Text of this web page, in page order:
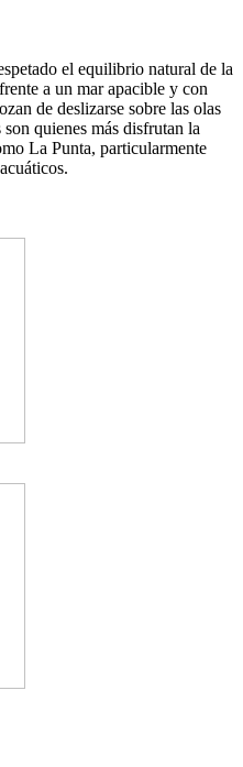
el equilibrio natural de la
a un mar apacible y con
de deslizarse sobre las olas
quienes más disfrutan la
La Punta, particularmente